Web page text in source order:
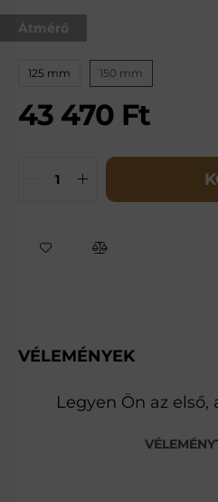
Átmérő
125 mm 150 mm
43 470 Ft
VÉLEMÉNYEK
Legyen Ön az